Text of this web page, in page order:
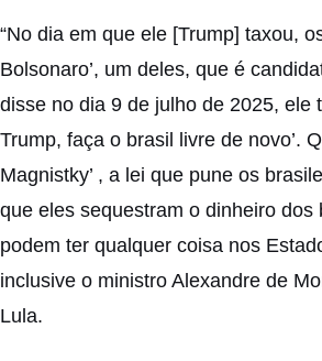
“No dia em que ele [Trump] taxou,
Bolsonaro’, um deles, que é
disse no dia 9 de julho de 2025, ele
Trump, faça o brasil livre de novo’.
Magnistky’ , a lei que pune os
que eles sequestram o dinheiro dos
podem ter qualquer coisa nos
inclusive o ministro Alexandre de
Lula.